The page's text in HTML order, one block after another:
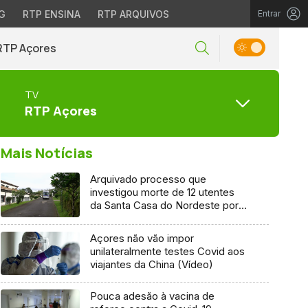
RTP ENSINA RTP ARQUIVOS Entrar
Açores
TV
RTP Açores
Mais Notícias
Arquivado processo que
investigou morte de 12 utentes
da Santa Casa do Nordeste por
Açores não vão impor
unilateralmente testes Covid aos
viajantes da China (Vídeo)
Pouca adesão à vacina de